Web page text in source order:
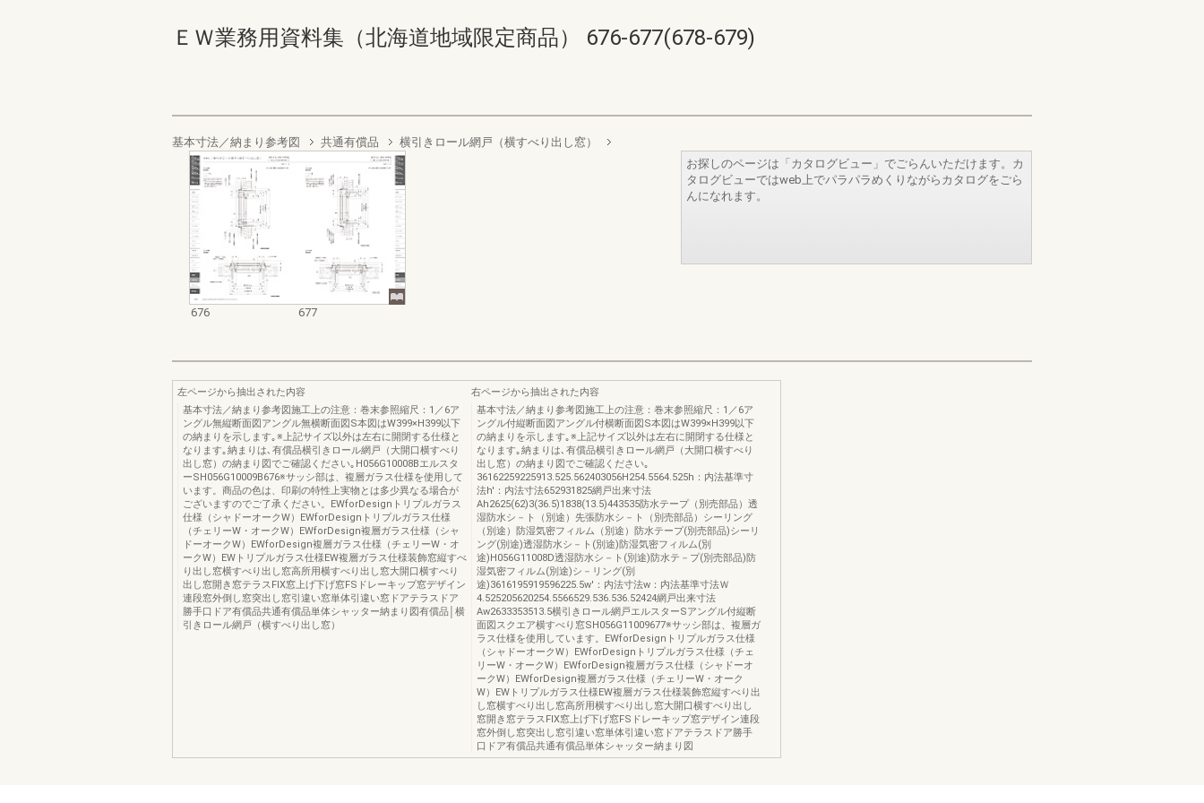
ＥＷ業務用資料集（北海道地域限定商品） 676-677(678-679)
基本寸法／納まり参考図 共通有償品 横引きロール網戸（横すべり出し窓）
676 677
お探しのページは「カタログビュー」でごらんいただけます。カ
タログビューではweb上でパラパラめくりながらカタログをごら
んになれます。
左ページから抽出された内容
基本寸法／納まり参考図施工上の注意：巻末参照縮尺：1／6ア
ングル無縦断面図アングル無横断面図S本図はW399×H399以下
の納まりを示します｡※上記サイズ以外は左右に開閉する仕様と
なります｡納まりは､有償品横引きロール網戸（大開口横すべり
出し窓）の納まり図でご確認ください｡H056G10008Bエルスタ
ーSH056G10009B676※サッシ部は、複層ガラス仕様を使用して
います。商品の色は、印刷の特性上実物とは多少異なる場合が
ございますのでご了承ください。EWforDesignトリプルガラス
仕様（シャドーオークW）EWforDesignトリプルガラス仕様
（チェリーW・オークW）EWforDesign複層ガラス仕様（シャ
ドーオークW）EWforDesign複層ガラス仕様（チェリーW・オ
ークW）EWトリプルガラス仕様EW複層ガラス仕様装飾窓縦すべ
り出し窓横すべり出し窓高所用横すべり出し窓大開口横すべり
出し窓開き窓テラスFIX窓上げ下げ窓FSドレーキップ窓デザイン
連段窓外倒し窓突出し窓引違い窓単体引違い窓ドアテラスドア
勝手口ドア有償品共通有償品単体シャッター納まり図有償品│横
引きロール網戸（横すべり出し窓）
右ページから抽出された内容
基本寸法／納まり参考図施工上の注意：巻末参照縮尺：1／6ア
ングル付縦断面図アングル付横断面図S本図はW399×H399以下
の納まりを示します｡※上記サイズ以外は左右に開閉する仕様と
なります｡納まりは､有償品横引きロール網戸（大開口横すべり
出し窓）の納まり図でご確認ください｡
36162259225913.525.562403056H254.5564.525h：内法基準寸
法h'：内法寸法652931825網戸出来寸法
Ah2625(62)3(36.5)1838(13.5)443535防水テープ（別売部品）透
湿防水シ－ト（別途）先張防水シ－ト（別売部品）シーリング
（別途）防湿気密フィルム（別途）防水テープ(別売部品)シーリ
ング(別途)透湿防水シ－ト(別途)防湿気密フィルム(別
途)H056G11008D透湿防水シ－ト(別途)防水テ－プ(別売部品)防
湿気密フィルム(別途)シ－リング(別
途)3616195919596225.5w'：内法寸法w：内法基準寸法Ｗ
4.525205620254.5566529.536.536.52424網戸出来寸法
Aw2633353513.5横引きロール網戸エルスターSアングル付縦断
面図スクエア横すべり窓SH056G11009677※サッシ部は、複層ガ
ラス仕様を使用しています。EWforDesignトリプルガラス仕様
（シャドーオークW）EWforDesignトリプルガラス仕様（チェ
リーW・オークW）EWforDesign複層ガラス仕様（シャドーオ
ークW）EWforDesign複層ガラス仕様（チェリーW・オーク
W）EWトリプルガラス仕様EW複層ガラス仕様装飾窓縦すべり出
し窓横すべり出し窓高所用横すべり出し窓大開口横すべり出し
窓開き窓テラスFIX窓上げ下げ窓FSドレーキップ窓デザイン連段
窓外倒し窓突出し窓引違い窓単体引違い窓ドアテラスドア勝手
口ドア有償品共通有償品単体シャッター納まり図